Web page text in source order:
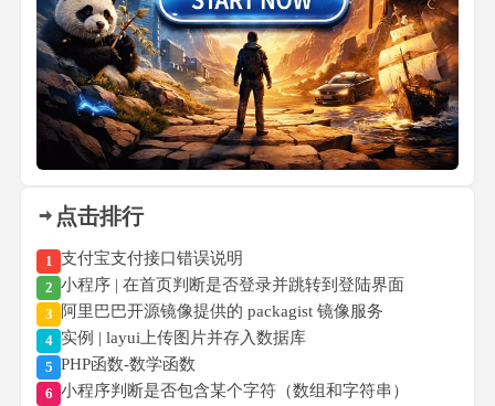
点击排行
1 支付宝支付接口错误说明
2 小程序 | 在首页判断是否登录并跳转到登陆界面
3 阿里巴巴开源镜像提供的 packagist 镜像服务
4 实例 | layui上传图片并存入数据库
5 PHP函数-数学函数
6 小程序判断是否包含某个字符（数组和字符串）